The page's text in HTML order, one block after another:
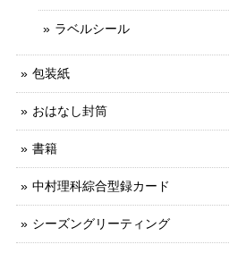
ラベルシール
包装紙
おはなし封筒
書籍
中村理科綜合型録カード
シーズングリーティング